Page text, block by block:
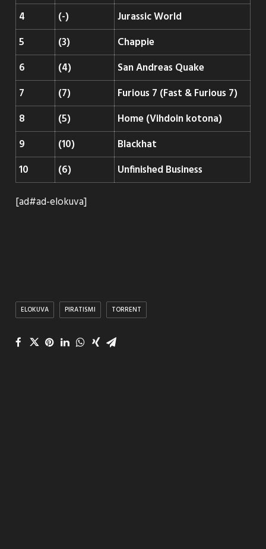
4
(-)
Jurassic World
5
(3)
Chappie
6
(4)
San Andreas Quake
7
(7)
Furious 7 (Fast & Furious 7)
8
(5)
Home (Vihdoin kotona)
9
(10)
Blackhat
10
(6)
Unfinished Business
[ad#ad-elokuva]
ELOKUVA PIRATISMI TORRENT